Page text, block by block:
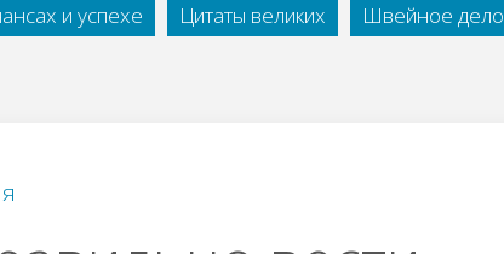
и успехе
Цитаты великих Швейное дело